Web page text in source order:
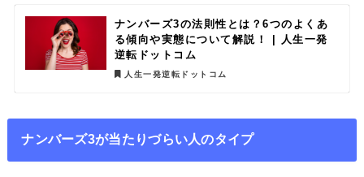
ナンバーズ3の法則性とは？6つのよくあ
る傾向や実態について解説！ | 人生一発
逆転ドットコム
人生一発逆転ドットコム
ナンバーズ3が当たりづらい人のタイプ